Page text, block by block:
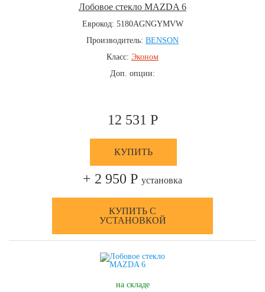
Лобовое стекло MAZDA 6
Еврокод: 5180AGNGYMVW
Производитель: BENSON
Класс: Эконом
Доп. опции:
12 531 Р
КУПИТЬ
+ 2 950 Р установка
КУПИТЬ С
УСТАНОВКОЙ
на складе